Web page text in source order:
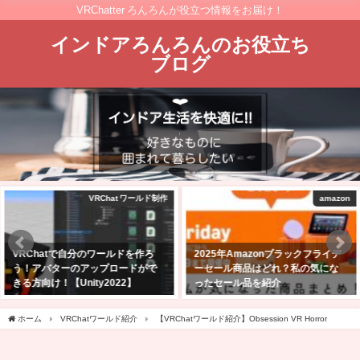
VRChatter ろんろんが役立つ情報をお届け！
インドアろんろんのお役立ち
ブログ
amazon
2025年Amazonブラックフライデ
ーセール商品はどれ？私の気にな
ったセール品を紹介
VRChat景観
Quest単体でも大丈夫！VRChatを
始めたら行ってほしい日本人と会
えるワールド5選！
ホーム VRChatワールド紹介 【VRChatワールド紹介】Obsession VR Horror